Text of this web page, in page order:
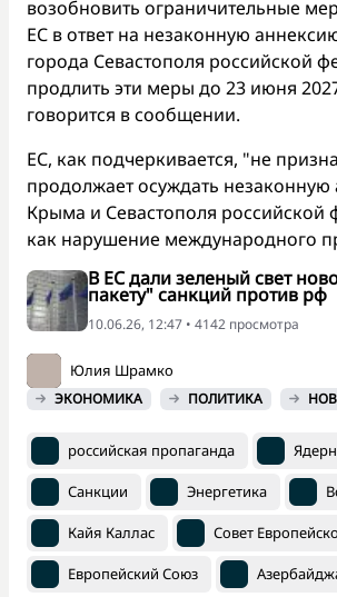
возобновить ограничительные
ЕС в ответ на незаконную
города Севастополя российской
продлить эти меры до 23 июня
говорится в сообщении.
ЕС, как подчеркивается, "не
продолжает осуждать
Крыма и Севастополя российской
как нарушение международного
В ЕС дали зеленый свет
пакету" санкций против рф
10.06.26, 12:47 • 4142 просмотра
Юлия Шрамко
ЭКОНОМИКА ПОЛИТИКА
российская пропаганда
Санкции Энергетика
Кайя Каллас Совет
Европейский Союз